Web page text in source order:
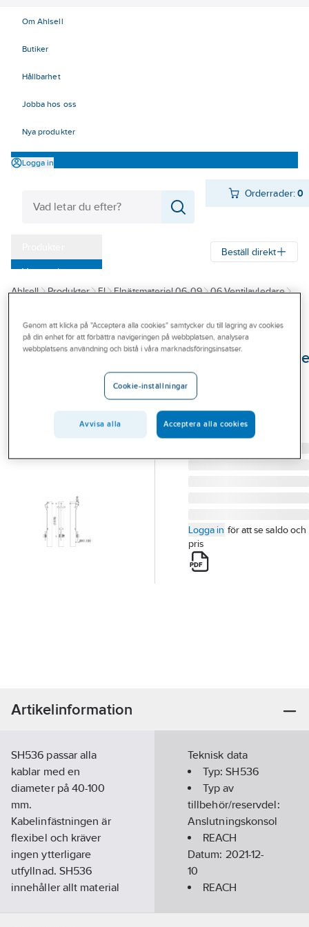
Om Ahlsell
Butiker
Hållbarhet
Jobba hos oss
Nya produkter
Logga in
Orderrader:0
Varumärken
Kampanjer
Outlet
Branscher
Beställ direkt
Ahlsell Produkter El Elnätsmateriel 06-09
06 Ventilavledare
ENSTO
SH536
VENTILAVLEDARFÄSTE
SH536
Artikelnummer:
SH536
Logga in för att se saldo och
pris
Artikelinformation
SH536 passar alla
kablar med en
diameter på 40-100
mm.
Kabelinfästningen är
flexibel och kräver
ingen ytterligare
utfyllnad. SH536
innehåller allt material
Teknisk data
Typ:SH536
Typ av
tillbehör/reservdel:
Anslutningskonsol
REACH
Datum: 2021-12-
10
REACH
Genom att klicka på "Acceptera alla cookies" samtycker du till lagring av cookies
på din enhet för att förbättra navigeringen på webbplatsen, analysera
webbplatsens användning och bistå i våra marknadsföringsinsatser.
Cookie-inställningar
Avvisa alla Acceptera alla cookies